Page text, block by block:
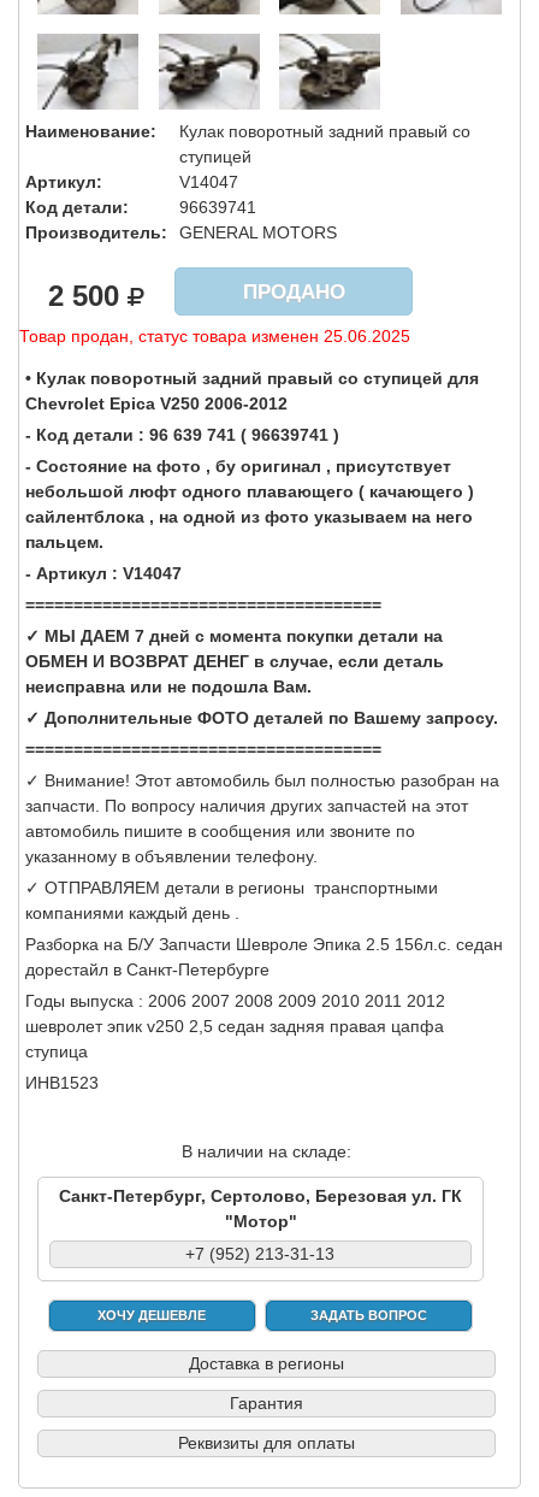
Наименование:
Кулак поворотный задний правый со
ступицей
Артикул:
V14047
Код детали:
96639741
Производитель:
GENERAL MOTORS
2 500 ПРОДАНО
Товар продан, статус товара изменен 25.06.2025
• Кулак поворотный задний правый со ступицей для
Chevrolet Epica V250 2006-2012
- Код детали : 96 639 741 ( 96639741 )
- Состояние на фото , бу оригинал , присутствует
небольшой люфт одного плавающего ( качающего )
сайлентблока , на одной из фото указываем на него
пальцем.
- Артикул : V14047
=====================================
✓ МЫ ДАЕМ 7 дней с момента покупки детали на
ОБМЕН И ВОЗВРАТ ДЕНЕГ в случае, если деталь
неисправна или не подошла Вам.
✓ Дополнительные ФОТО деталей по Вашему запросу.
=====================================
✓ Внимание! Этот автомобиль был полностью разобран на
запчасти. По вопросу наличия других запчастей на этот
автомобиль пишите в сообщения или звоните по
указанному в объявлении телефону.
✓ ОТПРАВЛЯЕМ детали в регионы транспортными
компаниями каждый день .
Разборка на Б/У Запчасти Шевроле Эпика 2.5 156л.с. седан
дорестайл в Санкт-Петербурге
Годы выпуска : 2006 2007 2008 2009 2010 2011 2012
шевролет эпик v250 2,5 седан задняя правая цапфа
ступица
ИНВ1523
В наличии на складе:
Санкт-Петербург, Сертолово, Березовая ул. ГК
"Мотор"
+7 (952) 213-31-13
ХОЧУ ДЕШЕВЛЕ ЗАДАТЬ ВОПРОС
Доставка в регионы
Гарантия
Реквизиты для оплаты